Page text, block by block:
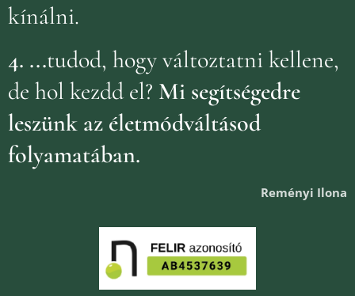
kínálni.
4. ...tudod, hogy változtatni kellene,
de hol kezdd el? Mi segítségedre
leszünk az életmódváltásod
folyamatában.
Reményi Ilona